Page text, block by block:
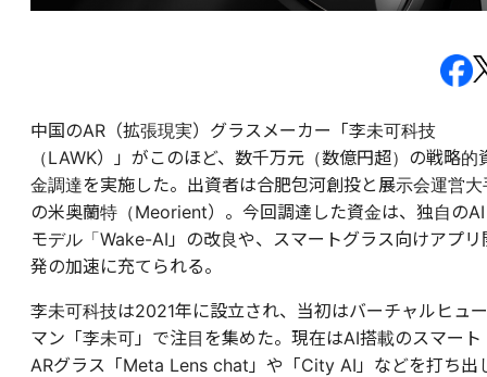
中国のAR（拡張現実）グラスメーカー「李未可科技
（LAWK）」がこのほど、数千万元（数億円超）の戦略的
金調達を実施した。出資者は合肥包河創投と展示会運営大
の米奥蘭特（Meorient）。今回調達した資金は、独自のAI
モデル「Wake-AI」の改良や、スマートグラス向けアプリ
発の加速に充てられる。
李未可科技は2021年に設立され、当初はバーチャルヒュー
マン「李未可」で注目を集めた。現在はAI搭載のスマート
ARグラス「Meta Lens chat」や「City AI」などを打ち出